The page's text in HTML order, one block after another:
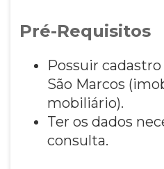
Pré-Requisitos
Possuir
São Marcos
mobiliário).
Ter os dados
consulta.